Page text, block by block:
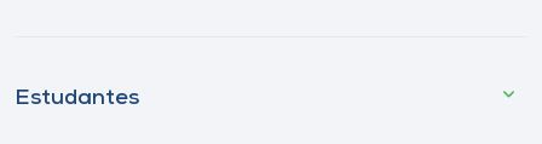
Estudantes